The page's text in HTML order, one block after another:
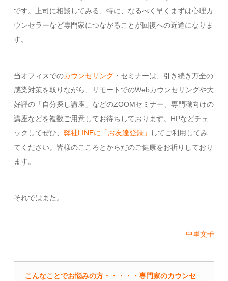
です。上司に相談してみる、特に、なるべく早くまずは心理カ
ウンセラーなど専門家につながることが回復への近道になりま
す。
当オフィスでのカウンセリング ・セミナーは、引き続き万全の
感染対策を取りながら、リモートでのWebカウンセリングや大
好評の「自分探し講座」などのZOOMセミナー、専門職向けの
講座などを複数ご用意してお待ちしております。HPなどチェ
ックしてぜひ、弊社LINEに「お友達登録」
してご利用してみ
てください。皆様のこころとからだのご健康をお祈りしており
ます。
それではまた。
中里文子
こんなことでお悩みの方・・・・・専門家のカウンセ